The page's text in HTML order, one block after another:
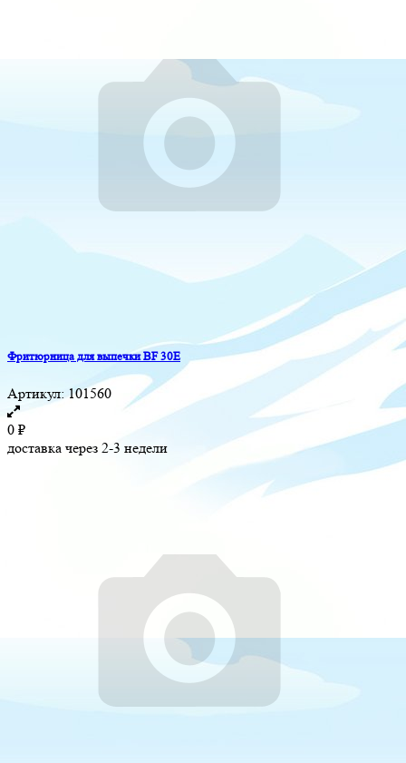
Фритюрница для выпечки BF 30E
Артикул: 101560
0 ₽
доставка через 2-3 недели